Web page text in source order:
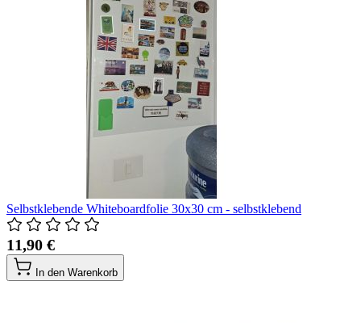
Selbstklebende Whiteboardfolie 30x30 cm - selbstklebend
11,90 €
In den Warenkorb